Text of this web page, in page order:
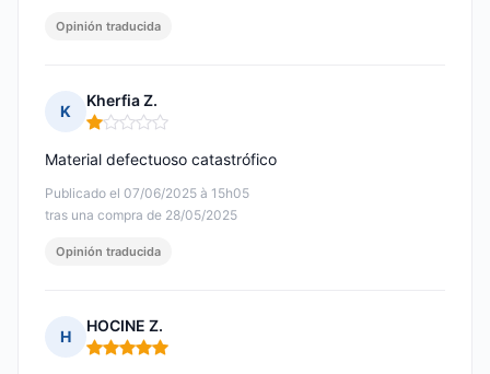
Opinión traducida
K
Kherfia Z.
Nota: 1 de 5
Publicado el 07/06/2025 à 15h05
tras una compra de 28/05/2025
Material defectuoso catastrófico
Opinión traducida
H
HOCINE Z.
Nota: 5 de 5